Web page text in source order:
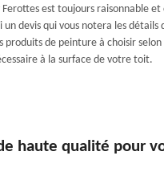
Ferottes est toujours raisonnable
devis qui vous notera les détails
produits de peinture à choisir
à la surface de votre toit.
haute qualité pour